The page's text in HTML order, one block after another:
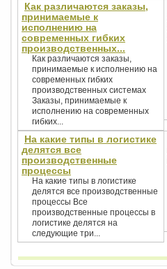
Как различаются заказы,
принимаемые к
исполнению на
современных гибких
производственных...
Как различаются заказы,
принимаемые к исполнению на
современных гибких
производственных системах
Заказы, принимаемые к
исполнению на современных
гибких...
На какие типы в логистике
делятся все
производственные
процессы
На какие типы в логистике
делятся все производственные
процессы Все
производственные процессы в
логистике делятся на
следующие три...